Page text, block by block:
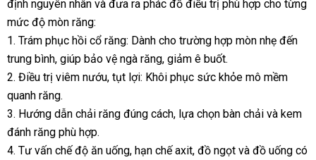
định nguyên nhân và đưa ra phác đồ điều trị phù hợp cho từng
mức độ mòn răng:
1. Trám phục hồi cổ răng: Dành cho trường hợp mòn nhẹ đến
trung bình, giúp bảo vệ ngà răng, giảm ê buốt.
2. Điều trị viêm nướu, tụt lợi: Khôi phục sức khỏe mô mềm
quanh răng.
3. Hướng dẫn chải răng đúng cách, lựa chọn bàn chải và kem
đánh răng phù hợp.
4. Tư vấn chế độ ăn uống, hạn chế axit, đồ ngọt và đồ uống có